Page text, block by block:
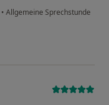
• Allgemeine Sprechstunde